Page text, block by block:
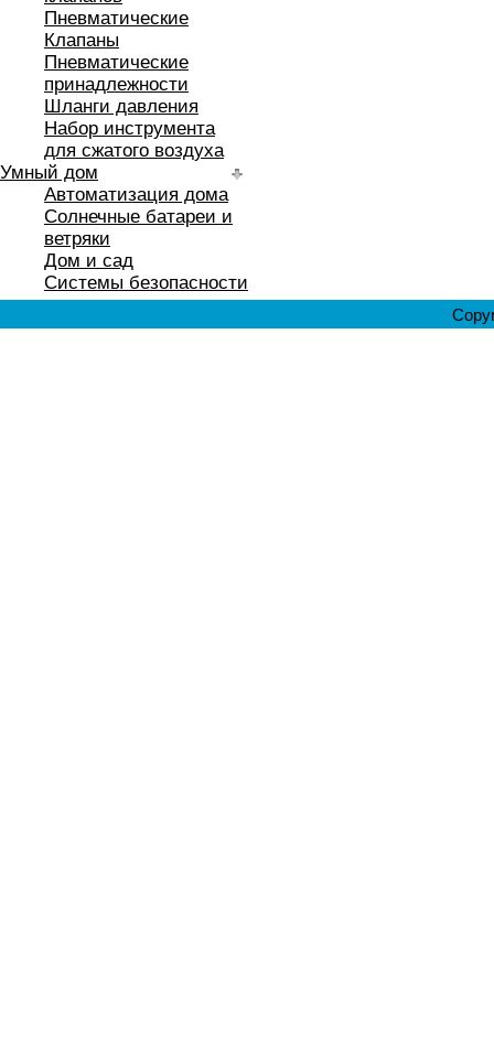
Пневматические
Клапаны
Пневматические
принадлежности
Шланги давления
Набор инструмента
для сжатого воздуха
Умный дом
Автоматизация дома
Солнечные батареи и
ветряки
Дом и сад
Системы безопасности